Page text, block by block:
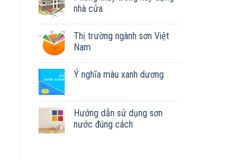
nhà cửa
Thị trường ngành sơn Việt
Nam
Ý nghĩa màu xanh dương
Hướng dẫn sử dụng sơn
nước đúng cách